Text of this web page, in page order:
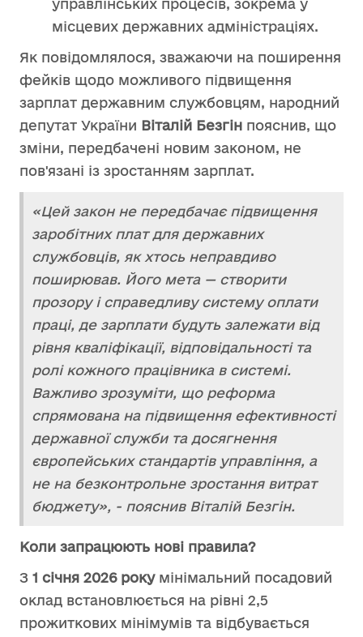
управлінських процесів, зокрема у
місцевих державних адміністраціях.
Як повідомлялося, зважаючи на поширення
фейків щодо можливого підвищення
зарплат державним службовцям, народний
депутат України Віталій Безгін пояснив, що
зміни, передбачені новим законом, не
пов'язані із зростанням зарплат.
«Цей закон не передбачає підвищення
заробітних плат для державних
службовців, як хтось неправдиво
поширював. Його мета — створити
прозору і справедливу систему оплати
праці, де зарплати будуть залежати від
рівня кваліфікації, відповідальності та
ролі кожного працівника в системі.
Важливо зрозуміти, що реформа
спрямована на підвищення ефективності
державної служби та досягнення
європейських стандартів управління, а
не на безконтрольне зростання витрат
бюджету», - пояснив Віталій Безгін.
Коли запрацюють нові правила?
З 1 січня 2026 рокумінімальний посадовий
оклад встановлюється на рівні 2,5
прожиткових мінімумів та відбувається